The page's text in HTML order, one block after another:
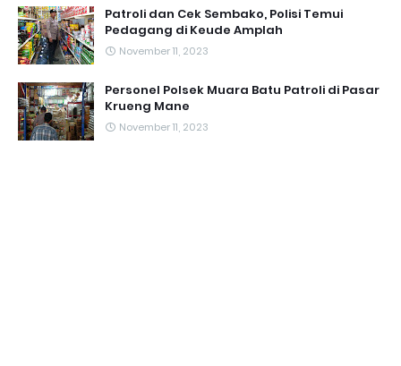
Patroli dan Cek Sembako, Polisi Temui
Pedagang di Keude Amplah
November 11, 2023
Personel Polsek Muara Batu Patroli di Pasar
Krueng Mane
November 11, 2023